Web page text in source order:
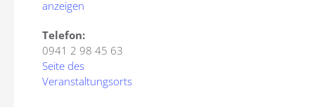
anzeigen
Telefon:
0941 2 98 45 63
Seite des
Veranstaltungsorts